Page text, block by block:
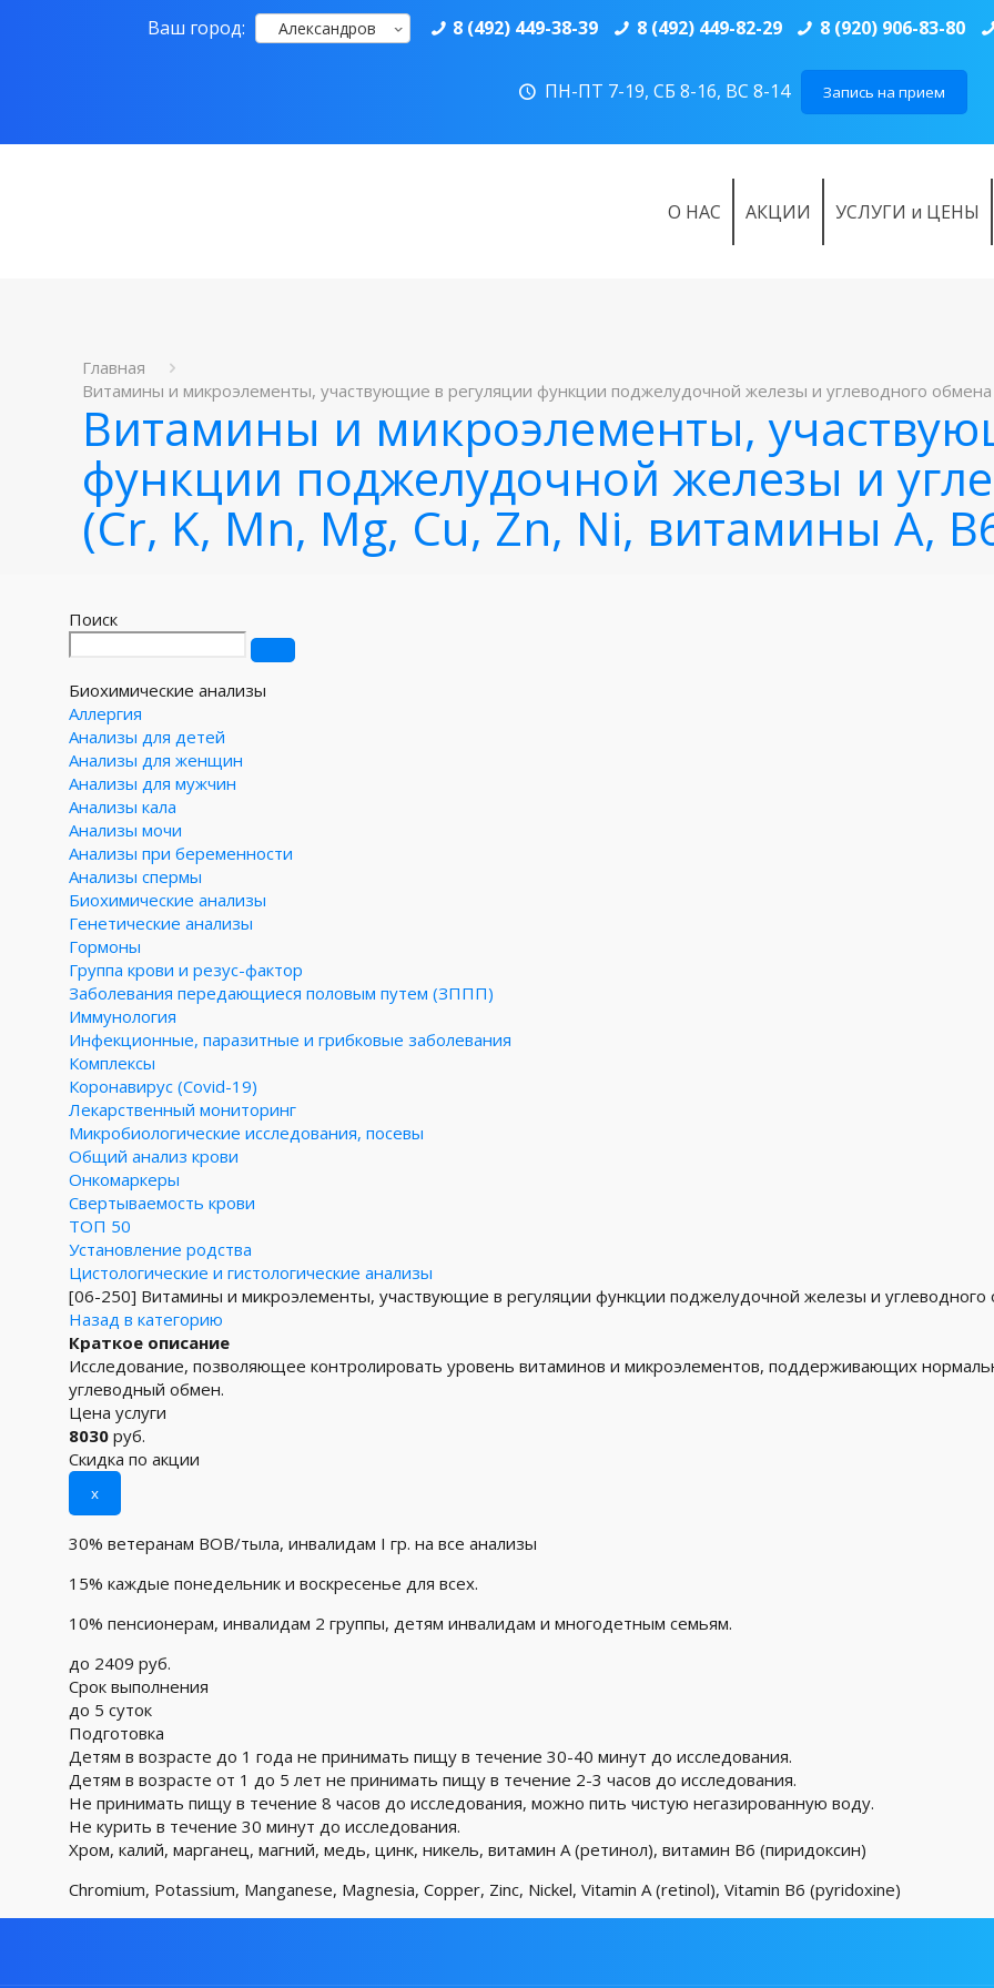
Ваш город: Александров 8 (492) 449-38-39 8 (492) 449-82-29 8 (920) 906-83-80
ПН-ПТ 7-19, СБ 8-16, ВС 8-14 Запись на прием
О НАС АКЦИИ УСЛУГИ и ЦЕНЫ
Главная
Витамины и микроэлементы, участвующие в регуляции функции поджелудочной железы и углеводного обмена
Витамины и микроэлементы,
функции поджелудочной железы и
(Cr, K, Mn, Mg, Cu, Zn, Ni, витамины A,
Поиск
Биохимические анализы
Аллергия
Анализы для детей
Анализы для женщин
Анализы для мужчин
Анализы кала
Анализы мочи
Анализы при беременности
Анализы спермы
Биохимические анализы
Генетические анализы
Гормоны
Группа крови и резус-фактор
Заболевания передающиеся половым путем (ЗППП)
Иммунология
Инфекционные, паразитные и грибковые заболевания
Комплексы
Коронавирус (Covid-19)
Лекарственный мониторинг
Микробиологические исследования, посевы
Общий анализ крови
Онкомаркеры
Свертываемость крови
ТОП 50
Установление родства
Цистологические и гистологические анализы
[06-250] Витамины и микроэлементы, участвующие в регуляции функции поджелудочной железы и углеводного
Назад в категорию
Краткое описание
Исследование, позволяющее контролировать уровень витаминов и микроэлементов, поддерживающих
углеводный обмен.
Цена услуги
8030 руб.
Скидка по акции
x
30% ветеранам ВОВ/тыла, инвалидам I гр. на все анализы
15% каждые понедельник и воскресенье для всех.
10% пенсионерам, инвалидам 2 группы, детям инвалидам и многодетным семьям.
до 2409 руб.
Срок выполнения
до 5 суток
Подготовка
Детям в возрасте до 1 года не принимать пищу в течение 30-40 минут до исследования.
Детям в возрасте от 1 до 5 лет не принимать пищу в течение 2-3 часов до исследования.
Не принимать пищу в течение 8 часов до исследования, можно пить чистую негазированную воду.
Не курить в течение 30 минут до исследования.
Хром, калий, марганец, магний, медь, цинк, никель, витамин А (ретинол), витамин В6 (пиридоксин)
Chromium, Potassium, Manganese, Magnesia, Copper, Zinc, Nickel, Vitamin A (retinol), Vitamin B6 (pyridoxine)